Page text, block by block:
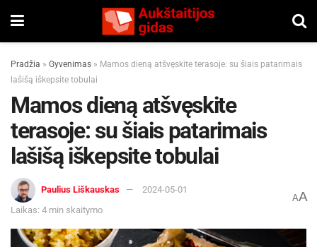
Pradžia » Gyvenimas » Mamos dieną atšvęskite terasoje: su šiais patarimais
lašišą iškepsite tobulai
Mamos dieną atšvęskite
terasoje: su šiais patarimais
lašišą iškepsite tobulai
Paulius Liškauskas
2024-05-01
Laikas: 4 min skaitymo
AA